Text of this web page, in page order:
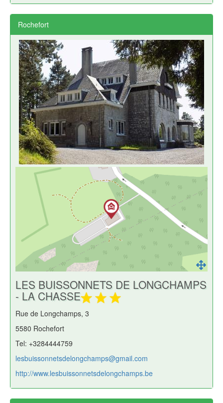
Rochefort
LES BUISSONNETS DE LONGCHAMPS
- LA CHASSE
Rue de Longchamps, 3
5580 Rochefort
Tel: +3284444759
lesbuissonnetsdelongchamps@gmail.com
http://www.lesbuissonnetsdelongchamps.be